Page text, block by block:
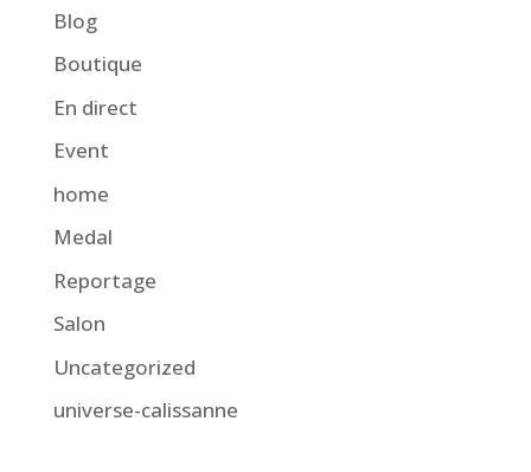
Blog
Boutique
En direct
Event
home
Medal
Reportage
Salon
Uncategorized
universe-calissanne